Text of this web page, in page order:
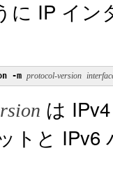
に IP イ
-m protocol-version
は
トと